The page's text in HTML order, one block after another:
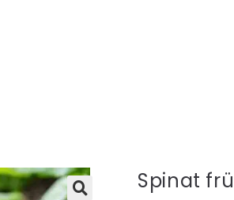
Spinat